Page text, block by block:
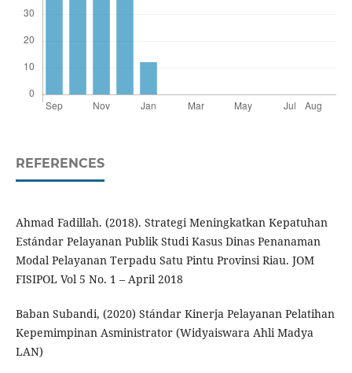
REFERENCES
Ahmad Fadillah. (2018). Strategi Meningkatkan Kepatuhan
Estándar Pelayanan Publik Studi Kasus Dinas Penanaman
Modal Pelayanan Terpadu Satu Pintu Provinsi Riau. JOM
FISIPOL Vol 5 No. 1 – April 2018
Baban Subandi, (2020) Stándar Kinerja Pelayanan Pelatihan
Kepemimpinan Asministrator (Widyaiswara Ahli Madya
LAN)